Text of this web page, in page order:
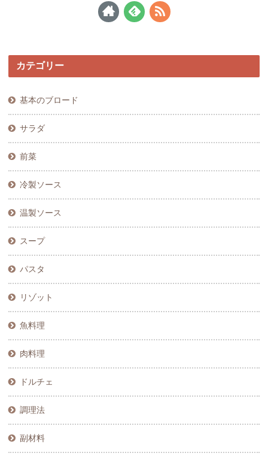
カテゴリー
基本のブロード
サラダ
前菜
冷製ソース
温製ソース
スープ
パスタ
リゾット
魚料理
肉料理
ドルチェ
調理法
副材料